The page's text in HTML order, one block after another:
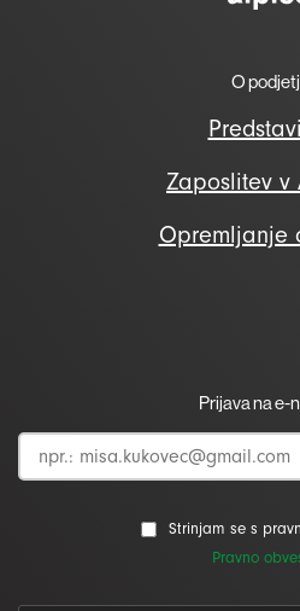
O
Zaposlitev v
Opremljanje
Prijava na e-
Strinjam se s
Pravno